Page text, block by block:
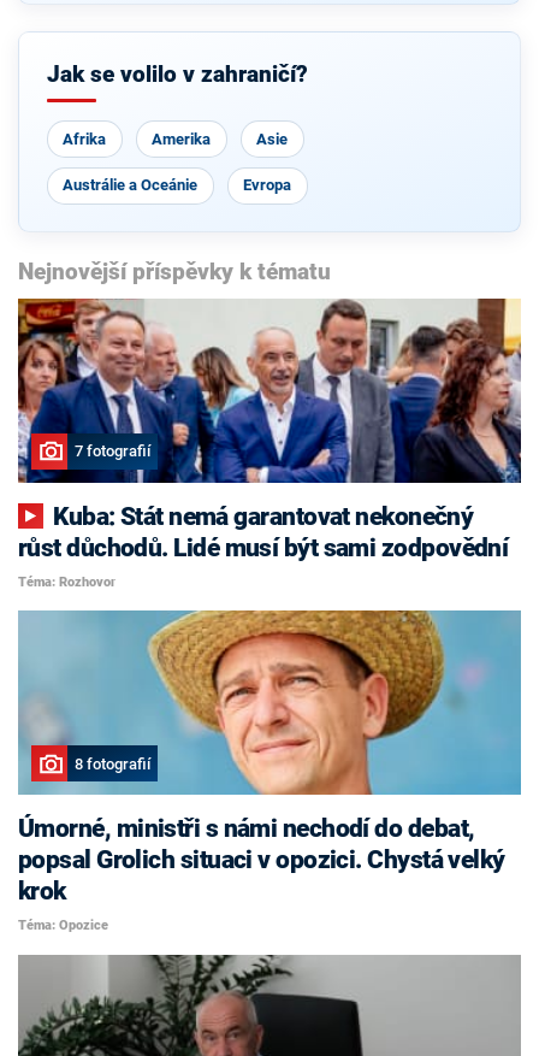
Jak se volilo v zahraničí?
Afrika Amerika Asie
Austrálie a Oceánie Evropa
Nejnovější příspěvky k tématu
7 fotografií
růst důchodů. Lidé musí být sami zodpovědní
Téma: Rozhovor
8 fotografií
Úmorné, ministři s námi nechodí do debat,
popsal Grolich situaci v opozici. Chystá velký
krok
Téma: Opozice